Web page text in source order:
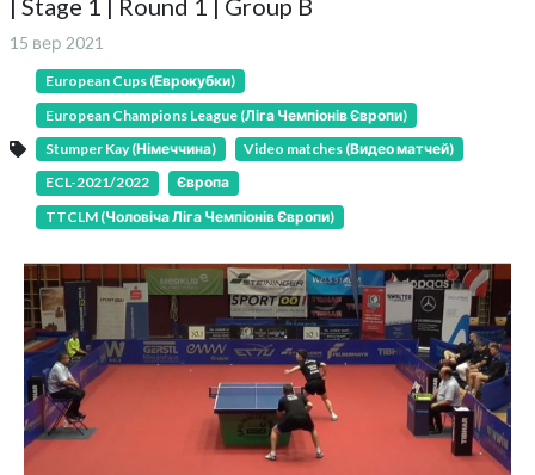
| Stage 1 | Round 1 | Group B
15 вер 2021
European Cups (Еврокубки)
European Champions League (Ліга Чемпіонів Європи)
Stumper Kay (Німеччина)
Video matches (Видео матчей)
ECL-2021/2022
Європа
TTCLM (Чоловіча Ліга Чемпіонів Європи)